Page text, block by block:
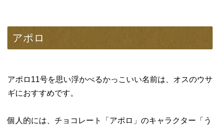
アポロ
アポロ11号を思い浮かべるかっこいい名前は、オスのウサ
ギにおすすめです。
個人的には、チョコレート「アポロ」のキャラクター「う